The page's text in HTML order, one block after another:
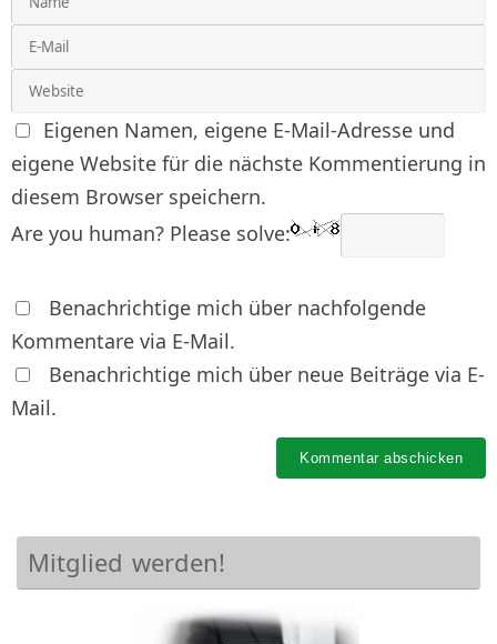
Eigenen Namen, eigene E-Mail-Adresse und
eigene Website für die nächste Kommentierung in
diesem Browser speichern.
Are you human? Please solve:
Benachrichtige mich über nachfolgende
Kommentare via E-Mail.
Benachrichtige mich über neue Beiträge via E-
Mail.
Mitglied werden!